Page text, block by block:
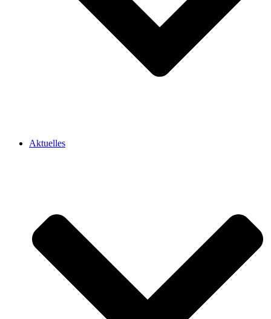
Aktuelles